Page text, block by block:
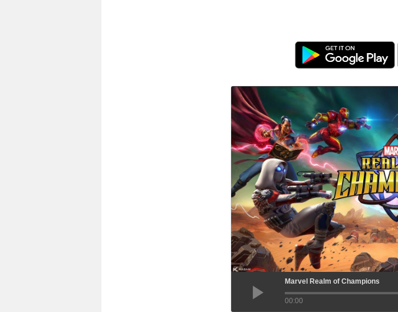
Marvel Realm of Champions
00:00